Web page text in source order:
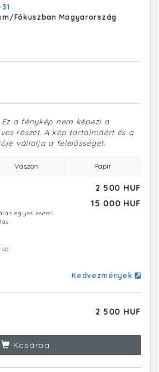
Fókuszban Magyarország
a fénykép nem képezi a
részét. A kép tartalmáért és a
vállalja a felelősséget.
Vászon Papír
2 500 HUF
15 000 HUF
egyes esetei
Kedvezmények
2 500 HUF
Kosárba